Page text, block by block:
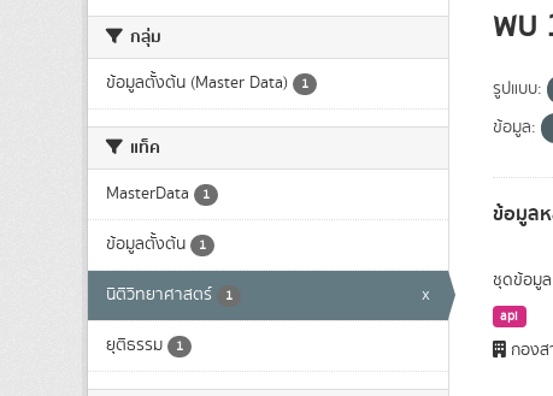
กลุ่ม
ข้อมูลตั้งต้น (Master Data) 1
แท็ค
MasterData 1
ข้อมูลตั้งต้น 1
นิติวิทยาศาสตร์ 1 x
ยุติธรรม 1
พบ
รูปแบบ:
ข้อมูล:
ข้อมูล
ชุดข้อมู
api
กองส